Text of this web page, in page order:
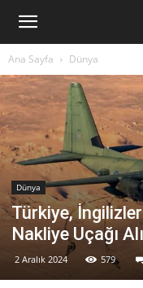
Ana Sayfa Dünya
Dünya
Türkiye,
Nakliye Uçağı
2 Aralık 2024 579